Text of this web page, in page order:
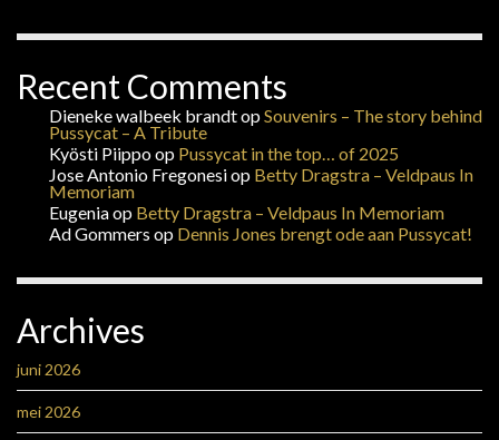
Recent Comments
Dieneke walbeek brandtopSouvenirs – The story behind
Pussycat – A Tribute
Kyösti Piippoop Pussycat in the top… of 2025
Jose Antonio Fregonesiop Betty Dragstra – Veldpaus In
Memoriam
Eugeniaop Betty Dragstra – Veldpaus In Memoriam
Ad Gommers op Dennis Jones brengt ode aan Pussycat!
Archives
juni 2026
mei 2026